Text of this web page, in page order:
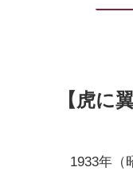
【虎に
1933年（